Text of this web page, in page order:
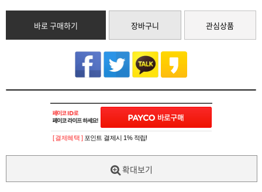
바로 구매하기 장바구니 관심상품
[ 결제혜택 ] 포인트 결제시 1% 적립!
확대보기